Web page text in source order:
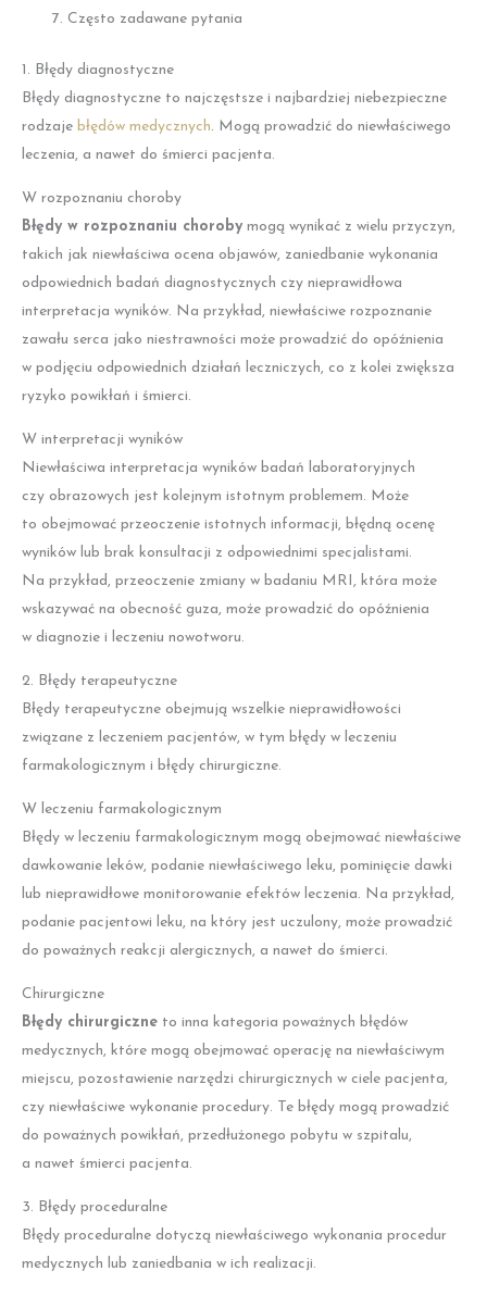
Często zadawane pytania
1. Błędy diagnostyczne
Błędy diagnostyczne to najczęstsze i najbardziej niebezpieczne
rodzaje błędów medycznych. Mogą prowadzić do niewłaściwego
leczenia, a nawet do śmierci pacjenta.
W rozpoznaniu choroby
Błędy w rozpoznaniu choroby mogą wynikać z wielu przyczyn,
takich jak niewłaściwa ocena objawów, zaniedbanie wykonania
odpowiednich badań diagnostycznych czy nieprawidłowa
interpretacja wyników. Na przykład, niewłaściwe rozpoznanie
zawału serca jako niestrawności może prowadzić do opóźnienia
w podjęciu odpowiednich działań leczniczych, co z kolei zwiększa
ryzyko powikłań i śmierci.
W interpretacji wyników
Niewłaściwa interpretacja wyników badań laboratoryjnych
czy obrazowych jest kolejnym istotnym problemem. Może
to obejmować przeoczenie istotnych informacji, błędną ocenę
wyników lub brak konsultacji z odpowiednimi specjalistami.
Na przykład, przeoczenie zmiany w badaniu MRI, która może
wskazywać na obecność guza, może prowadzić do opóźnienia
w diagnozie i leczeniu nowotworu.
2. Błędy terapeutyczne
Błędy terapeutyczne obejmują wszelkie nieprawidłowości
związane z leczeniem pacjentów, w tym błędy w leczeniu
farmakologicznym i błędy chirurgiczne.
W leczeniu farmakologicznym
Błędy w leczeniu farmakologicznym mogą obejmować niewłaściwe
dawkowanie leków, podanie niewłaściwego leku, pominięcie dawki
lub nieprawidłowe monitorowanie efektów leczenia. Na przykład,
podanie pacjentowi leku, na który jest uczulony, może prowadzić
do poważnych reakcji alergicznych, a nawet do śmierci.
Chirurgiczne
Błędy chirurgiczne to inna kategoria poważnych błędów
medycznych, które mogą obejmować operację na niewłaściwym
miejscu, pozostawienie narzędzi chirurgicznych w ciele pacjenta,
czy niewłaściwe wykonanie procedury. Te błędy mogą prowadzić
do poważnych powikłań, przedłużonego pobytu w szpitalu,
a nawet śmierci pacjenta.
3. Błędy proceduralne
Błędy proceduralne dotyczą niewłaściwego wykonania procedur
medycznych lub zaniedbania w ich realizacji.